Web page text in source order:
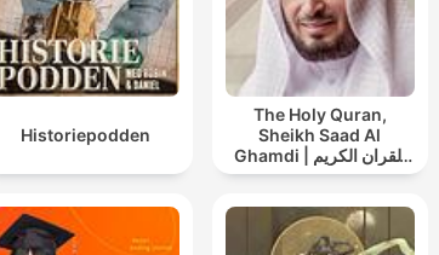
Historiepodden
The Holy Quran,
Sheikh Saad Al
Ghamdi | القران الكريم
سعد الغامدي